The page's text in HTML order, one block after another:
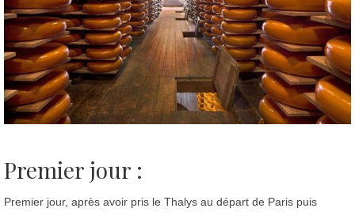
Premier jour :
Premier jour, après avoir pris le Thalys au départ de Paris puis